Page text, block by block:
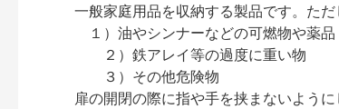
一般家庭用品を収納する製品です。た
１）油やシンナーなどの可燃物や薬品
２）鉄アレイ等の過度に重い物
３）その他危険物
扉の開閉の際に指や手を挟まないよう